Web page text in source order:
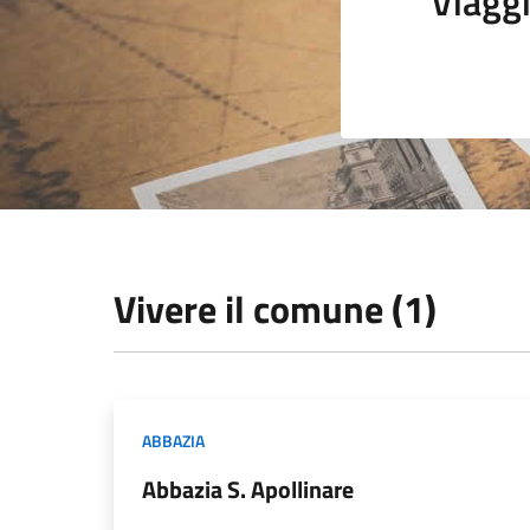
Vivere il comune (1)
ABBAZIA
Abbazia S. Apollinare